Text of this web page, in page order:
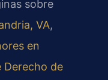
sobre
VA,
en
Derecho de